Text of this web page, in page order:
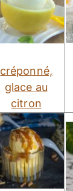
créponné,
glace au
citron